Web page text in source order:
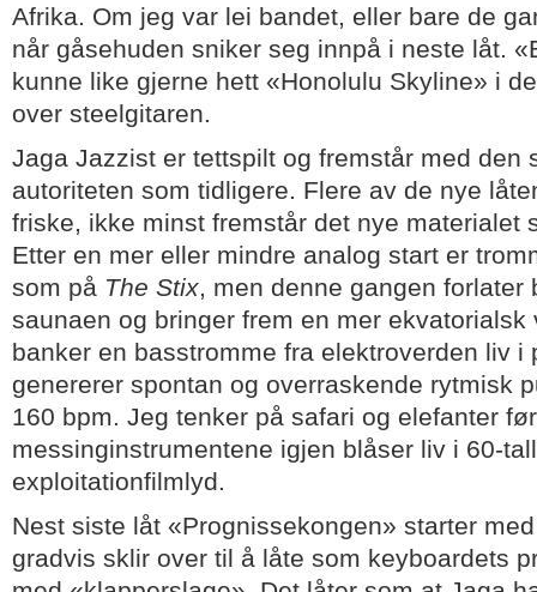
Afrika. Om jeg var lei bandet, eller bare de
når gåsehuden sniker seg innpå i neste låt.
kunne like gjerne hett «Honolulu Skyline» i
over steelgitaren.
Jaga Jazzist er tettspilt og fremstår med den
autoriteten som tidligere. Flere av de nye
friske, ikke minst fremstår det nye materialet
Etter en mer eller mindre analog start er
som på The Stix, men denne gangen forlater
saunaen og bringer frem en mer ekvatorialsk
banker en basstromme fra elektroverden liv i
genererer spontan og overraskende rytmisk
160 bpm. Jeg tenker på safari og elefanter før
messinginstrumentene igjen blåser liv i 60-
exploitationfilmlyd.
Nest siste låt «Prognissekongen» starter
gradvis sklir over til å låte som keyboardets